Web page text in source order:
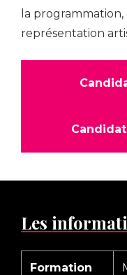
la
représentation
Les
Formation